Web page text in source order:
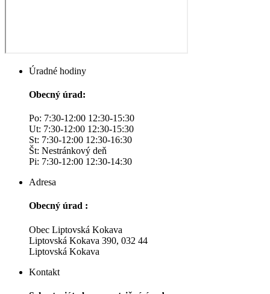
Úradné hodiny
Obecný úrad:
Po: 7:30-12:00 12:30-15:30
Ut: 7:30-12:00 12:30-15:30
St: 7:30-12:00 12:30-16:30
Št: Nestránkový deň
Pi: 7:30-12:00 12:30-14:30
Adresa
Obecný úrad :
Obec Liptovská Kokava
Liptovská Kokava 390, 032 44
Liptovská Kokava
Kontakt